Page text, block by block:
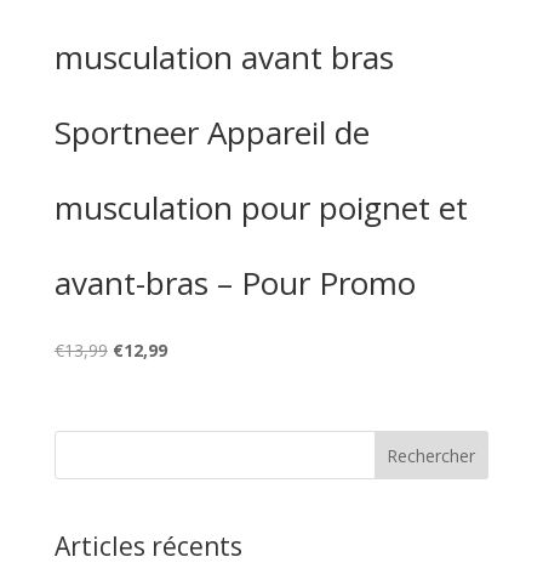
musculation avant bras
Sportneer Appareil de
musculation pour poignet et
avant-bras – Pour Promo
€13,99 Le
était :
€12,99Le
est :
Articles récents